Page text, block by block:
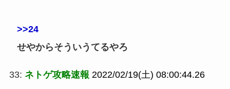
>>24
せやからそういうてるやろ
33: ネトゲ攻略速報 2022/02/19(土) 08:00:44.26